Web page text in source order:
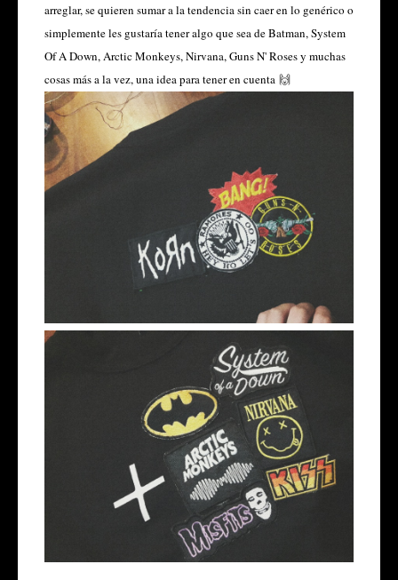
arreglar, se quieren sumar a la tendencia sin caer en lo genérico o
simplemente les gustaría tener algo que sea de Batman, System
Of A Down, Arctic Monkeys, Nirvana, Guns N' Roses y muchas
cosas más a la vez, una idea para tener en cuenta 🙌